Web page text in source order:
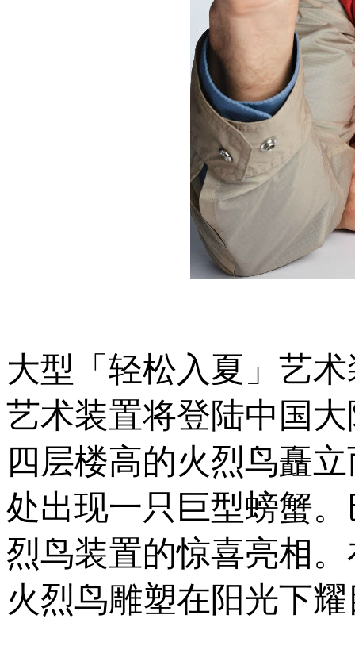
大型「轻松入夏」艺
艺术装置将登陆中国
四层楼高的火烈鸟矗
处出现一只巨型螃蟹
烈鸟装置的惊喜亮相
火烈鸟雕塑在阳光下